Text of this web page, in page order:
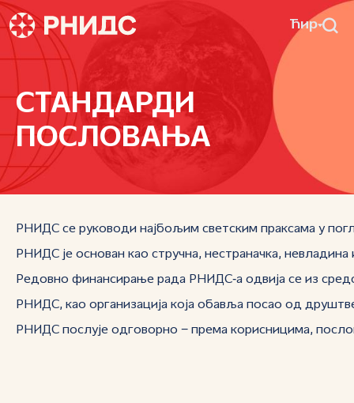
Ћир
СТАНДАРДИ
ПОСЛОВАЊА
РНИДС се руководи најбољим светским праксама у
РНИДС је основан као стручна, нестраначка,
Редовно финансирање рада РНИДС‑а одвија се из
РНИДС, као организација која обавља посао од
РНИДС послује одговорно − према корисницима,